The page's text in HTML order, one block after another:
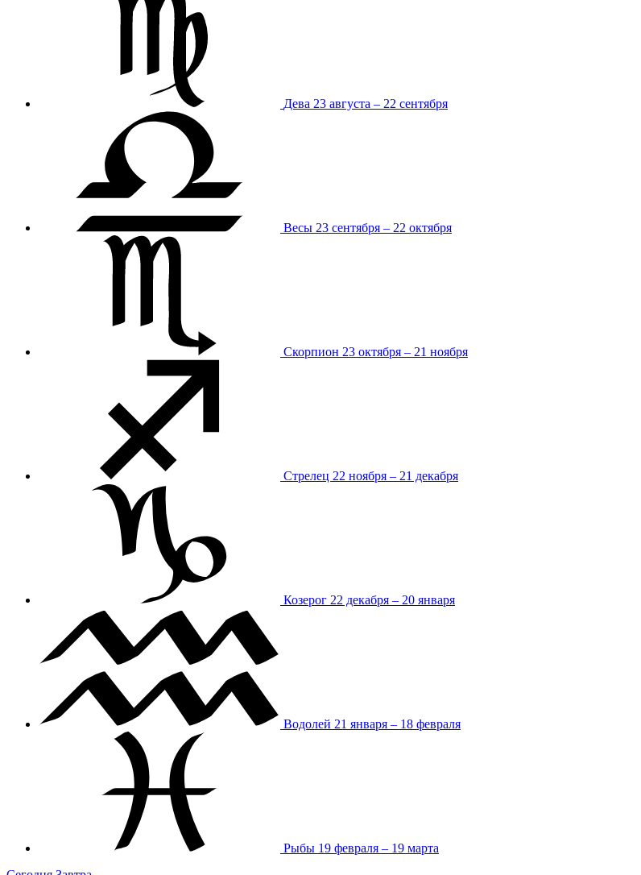
Дева 23 августа – 22 сентября
Весы 23 сентября – 22 октября
Скорпион 23 октября – 21 ноября
Стрелец 22 ноября – 21 декабря
Козерог 22 декабря – 20 января
Водолей 21 января – 18 февраля
Рыбы 19 февраля – 19 марта